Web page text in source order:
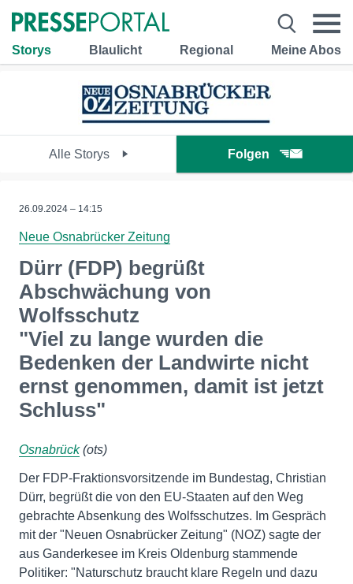
Storys Blaulicht Regional Meine Abos
Alle Storys Folgen
26.09.2024 – 14:15
Neue Osnabrücker Zeitung
Dürr (FDP) begrüßt
Abschwächung von
Wolfsschutz
"Viel zu lange wurden die
Bedenken der Landwirte nicht
ernst genommen, damit ist jetzt
Schluss"
Osnabrück(ots)
Der FDP-Fraktionsvorsitzende im Bundestag, Christian
Dürr, begrüßt die von den EU-Staaten auf den Weg
gebrachte Absenkung des Wolfsschutzes. Im Gespräch
mit der "Neuen Osnabrücker Zeitung" (NOZ) sagte der
aus Ganderkesee im Kreis Oldenburg stammende
Politiker: "Naturschutz braucht klare Regeln und dazu